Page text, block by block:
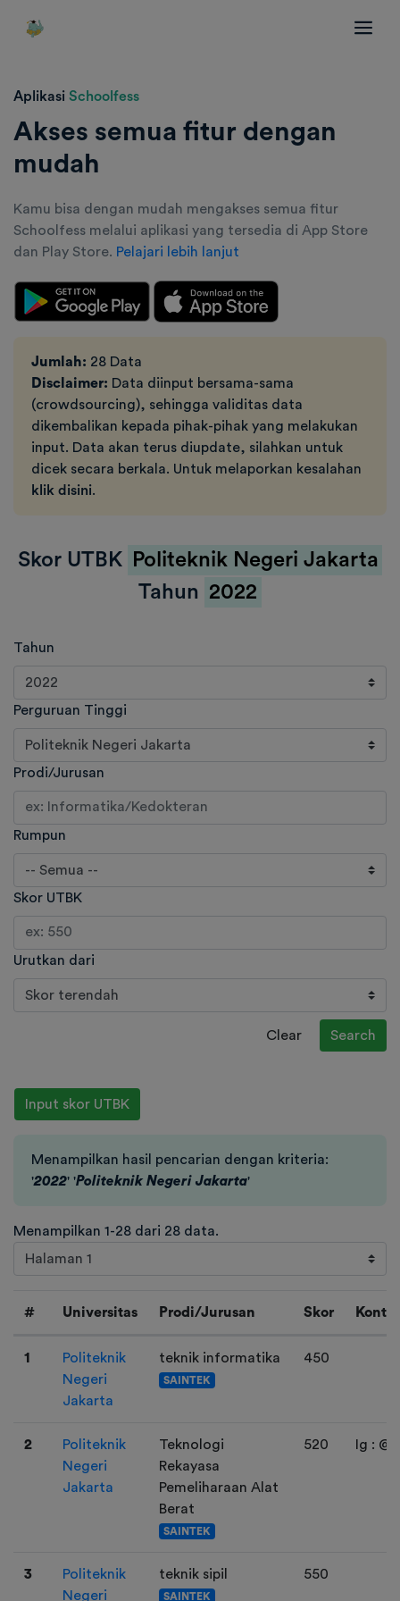
Aplikasi Schoolfess
Akses semua fitur dengan
mudah
Kamu bisa dengan mudah mengakses semua fitur
Schoolfess melalui aplikasi yang tersedia di App Store
dan Play Store. Pelajari lebih lanjut
Jumlah: 28 Data
Disclaimer: Data diinput bersama-sama
(crowdsourcing), sehingga validitas data
dikembalikan kepada pihak-pihak yang melakukan
input. Data akan terus diupdate, silahkan untuk
dicek secara berkala. Untuk melaporkan kesalahan
klik disini.
Skor UTBK
Politeknik Negeri Jakarta
Tahun 2022
Tahun
Perguruan Tinggi
Prodi/Jurusan
Rumpun
Skor UTBK
Urutkan dari
Search
Clear
Input skor UTBK
Menampilkan hasil pencarian dengan kriteria:
'2022' 'Politeknik Negeri Jakarta'
Menampilkan 1-28 dari 28 data.
# Universitas Prodi/Jurusan Skor
1
Politeknik
Negeri
Jakarta
teknik informatika
SAINTEK
450
2
Politeknik
Negeri
Jakarta
Teknologi
Rekayasa
Pemeliharaan Alat
Berat
SAINTEK
520 Ig :
3
Politeknik
Negeri
teknik sipil
SAINTEK
550